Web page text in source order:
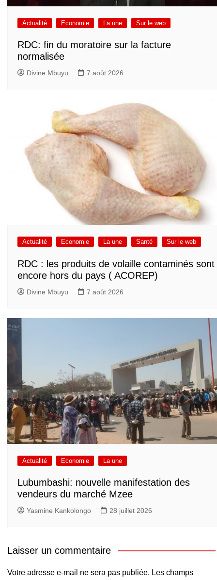
Actualité Economie La une Sur le web
RDC: fin du moratoire sur la facture
normalisée
Divine Mbuyu 7 août 2026
Actualité Economie La une Santé Sur le web
RDC : les produits de volaille contaminés sont
encore hors du pays ( ACOREP)
Divine Mbuyu 7 août 2026
Actualité Economie La une
Lubumbashi: nouvelle manifestation des
vendeurs du marché Mzee
Yasmine Kankolongo 28 juillet 2026
Laisser un commentaire
Votre adresse e-mail ne sera pas publiée. Les champs